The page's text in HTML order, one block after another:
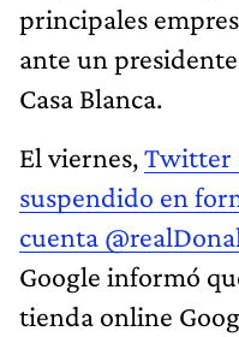
principales
ante un
Casa Blanca.
El viernes,Twitter
suspendido en
cuenta
Google informó
tienda online